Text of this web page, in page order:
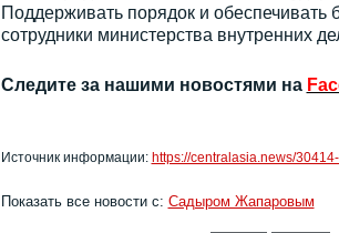
Поддерживать порядок и обеспечивать
сотрудники министерства внутренних
Следите за нашими новостями на
Источник информации: https://centralasia.news/
Показать все новости с: Садыром Жапаровым